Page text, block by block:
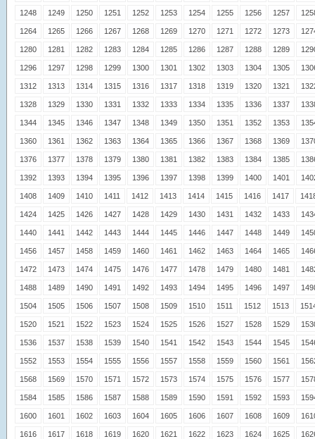
1248 1249 1250 1251 1252 1253 1254 1255 1256 1257
1264 1265 1266 1267 1268 1269 1270 1271 1272 1273
1280 1281 1282 1283 1284 1285 1286 1287 1288 1289
1296 1297 1298 1299 1300 1301 1302 1303 1304 1305
1312 1313 1314 1315 1316 1317 1318 1319 1320 1321
1328 1329 1330 1331 1332 1333 1334 1335 1336 1337
1344 1345 1346 1347 1348 1349 1350 1351 1352 1353
1360 1361 1362 1363 1364 1365 1366 1367 1368 1369
1376 1377 1378 1379 1380 1381 1382 1383 1384 1385
1392 1393 1394 1395 1396 1397 1398 1399 1400 1401
1408 1409 1410 1411 1412 1413 1414 1415 1416 1417
1424 1425 1426 1427 1428 1429 1430 1431 1432 1433
1440 1441 1442 1443 1444 1445 1446 1447 1448 1449
1456 1457 1458 1459 1460 1461 1462 1463 1464 1465
1472 1473 1474 1475 1476 1477 1478 1479 1480 1481
1488 1489 1490 1491 1492 1493 1494 1495 1496 1497
1504 1505 1506 1507 1508 1509 1510 1511 1512 1513
1520 1521 1522 1523 1524 1525 1526 1527 1528 1529
1536 1537 1538 1539 1540 1541 1542 1543 1544 1545
1552 1553 1554 1555 1556 1557 1558 1559 1560 1561
1568 1569 1570 1571 1572 1573 1574 1575 1576 1577
1584 1585 1586 1587 1588 1589 1590 1591 1592 1593
1600 1601 1602 1603 1604 1605 1606 1607 1608 1609
1616 1617 1618 1619 1620 1621 1622 1623 1624 1625